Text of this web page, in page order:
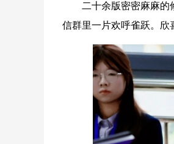
二十余版密密麻麻的修
信群里一片欢呼雀跃。欣